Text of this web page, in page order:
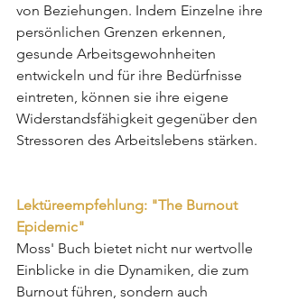
von Beziehungen. Indem Einzelne ihre
persönlichen Grenzen erkennen,
gesunde Arbeitsgewohnheiten
entwickeln und für ihre Bedürfnisse
eintreten, können sie ihre eigene
Widerstandsfähigkeit gegenüber den
Stressoren des Arbeitslebens stärken.
Lektüreempfehlung: "The Burnout
Epidemic"
Moss' Buch bietet nicht nur wertvolle
Einblicke in die Dynamiken, die zum
Burnout führen, sondern auch